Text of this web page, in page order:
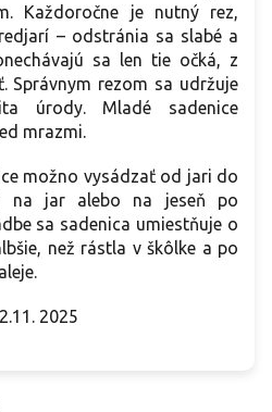
Každoročne je nutný rez,
– odstránia sa slabé a
sa len tie očká, z
Správnym rezom sa udržuje
úrody. Mladé sadenice
mrazmi.
možno vysádzať od jari do
na jar alebo na jeseň po
sa sadenica umiestňuje o
než rástla v škôlke a po
2025